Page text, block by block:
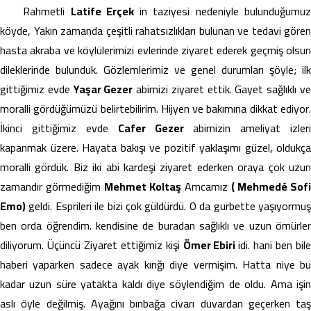
Rahmetli Latife Erçekin taziyesi nedeniyle bulunduğumuz
köyde, Yakın zamanda çeşitli rahatsızlıkları bulunan ve tedavi gören
hasta akraba ve köylülerimizi evlerinde ziyaret ederek geçmiş olsun
dileklerinde bulunduk. Gözlemlerimiz ve genel durumları şöyle; ilk
gittiğimiz evdeYaşar Gezerabimizi ziyaret ettik. Gayet sağlıklı ve
moralli gördüğümüzü belirtebilirim. Hijyen ve bakımına dikkat ediyor.
İkinci gittiğimiz evde Cafer Gezer abimizin ameliyat izleri
kapanmak üzere. Hayata bakışı ve pozitif yaklaşımı güzel, oldukça
moralli gördük. Biz iki abi kardeşi ziyaret ederken oraya çok uzun
zamandır görmediğim Mehmet Koltaş Amcamız ( Mehmedé Sofi
Emo)geldi. Esprileri ile bizi çok güldürdü. O da gurbette yaşıyormuş
ben orda öğrendim. kendisine de buradan sağlıklı ve uzun ömürler
diliyorum. Üçüncü Ziyaret ettiğimiz kişi Ömer Ebiriidi. hani ben bile
haberi yaparken sadece ayak kırığı diye vermişim. Hatta niye bu
kadar uzun süre yatakta kaldı diye söylendiğim de oldu. Ama işin
aslı öyle değilmiş. Ayağını bınbağa civarı duvardan geçerken taş